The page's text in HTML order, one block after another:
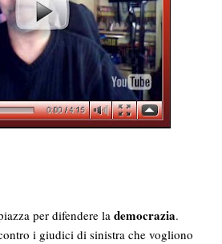
per difendere la democrazia.
i giudici di sinistra che vogliono